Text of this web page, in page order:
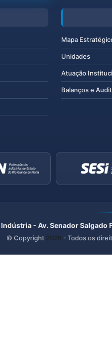
Mapa
Unidades
Atuação
Balanços e
Indústria - Av. Senador
© Copyright 2026 - Todos os